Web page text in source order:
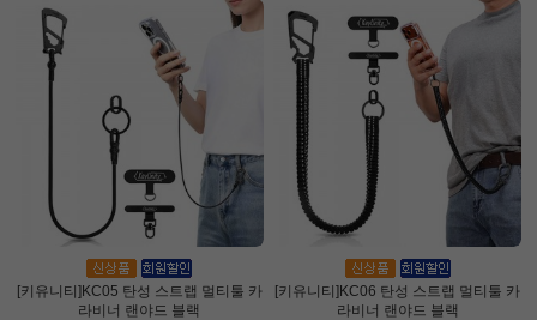
[키유니티]KC05 탄성 스트랩 멀티툴 카
라비너 랜야드 블랙
[키유니티]KC06 탄성 스트랩 멀티툴 카
라비너 랜야드 블랙